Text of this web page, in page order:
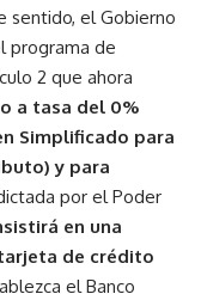
sentido, el Gobierno
programa de
2 que ahora
a tasa del 0%
Simplificado para
y para
por el Poder
en una
de crédito
el Banco